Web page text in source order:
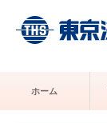
ホーム